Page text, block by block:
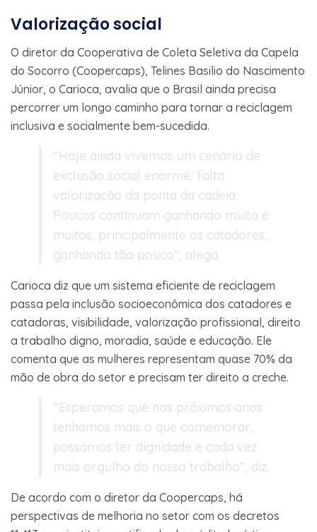
Valorização social
O diretor da Cooperativa de Coleta Seletiva da Capela
do Socorro (Coopercaps), Telines Basilio do Nascimento
Júnior, o Carioca, avalia que o Brasil ainda precisa
percorrer um longo caminho para tornar a reciclagem
inclusiva e socialmente bem-sucedida.
“Hoje ainda vivemos um cenário de
exclusão social enorme, falta
valorização da ponta da cadeia.
Poucos continuam ganhando muito e
muitos, principalmente os catadores,
ganhando tão pouco”, alega.
Carioca diz que um sistema eficiente de reciclagem
passa pela inclusão socioeconômica dos catadores e
catadoras, visibilidade, valorização profissional, direito
a trabalho digno, moradia, saúde e educação. Ele
comenta que as mulheres representam quase 70% da
mão de obra do setor e precisam ter direito a creche.
“Esperamos que nos próximos anos
tenhamos mais o que comemorar,
possamos ter dignidade e cada vez
mais orgulho do nosso trabalho”, diz.
De acordo com o diretor da Coopercaps, há
perspectivas de melhoria no setor com os decretos